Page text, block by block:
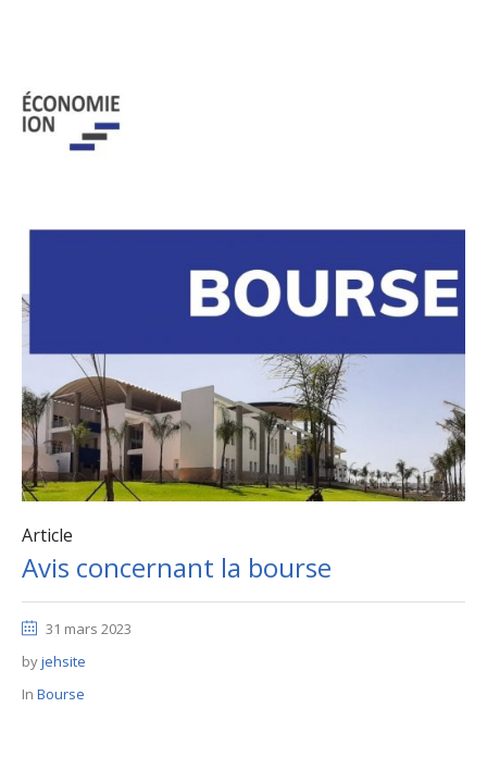
Article
Avis concernant la bourse
31 mars 2023
byjehsite
In Bourse